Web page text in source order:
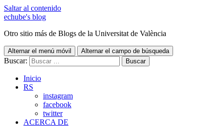
Saltar al contenido
echube's blog
Otro sitio más de Blogs de la Universitat de València
Alternar el menú móvil Alternar el campo de búsqueda
Buscar:
Inicio
RS
instagram
facebook
twitter
ACERCA DE